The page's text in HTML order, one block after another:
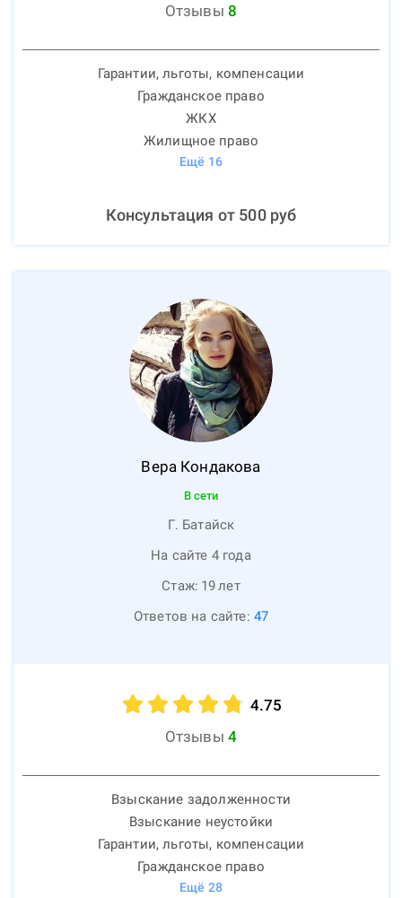
Отзывы 8
Гарантии, льготы, компенсации
Гражданское право
ЖКХ
Жилищное право
Ещё 16
Консультация от 500руб
Вера Кондакова
В сети
Г. Батайск
На сайте 4 года
Стаж: 19лет
Ответов на сайте: 47
4.75
Отзывы 4
Взыскание задолженности
Взыскание неустойки
Гарантии, льготы, компенсации
Гражданское право
Ещё 28